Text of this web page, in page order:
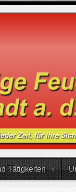
Tätigkeiten